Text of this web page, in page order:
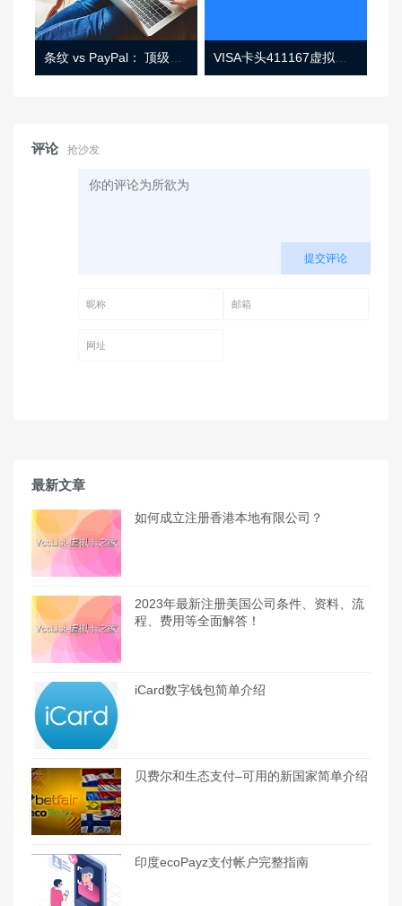
条纹 vs PayPal： 顶级功能， 定价 （和更多！ VISA卡头411167虚拟卡基础信息
评论 抢沙发
提交评论
最新文章
如何成立注册香港本地有限公司？
2023年最新注册美国公司条件、资料、流
程、费用等全面解答！
iCard数字钱包简单介绍
贝费尔和生态支付–可用的新国家简单介绍
印度ecoPayz支付帐户完整指南